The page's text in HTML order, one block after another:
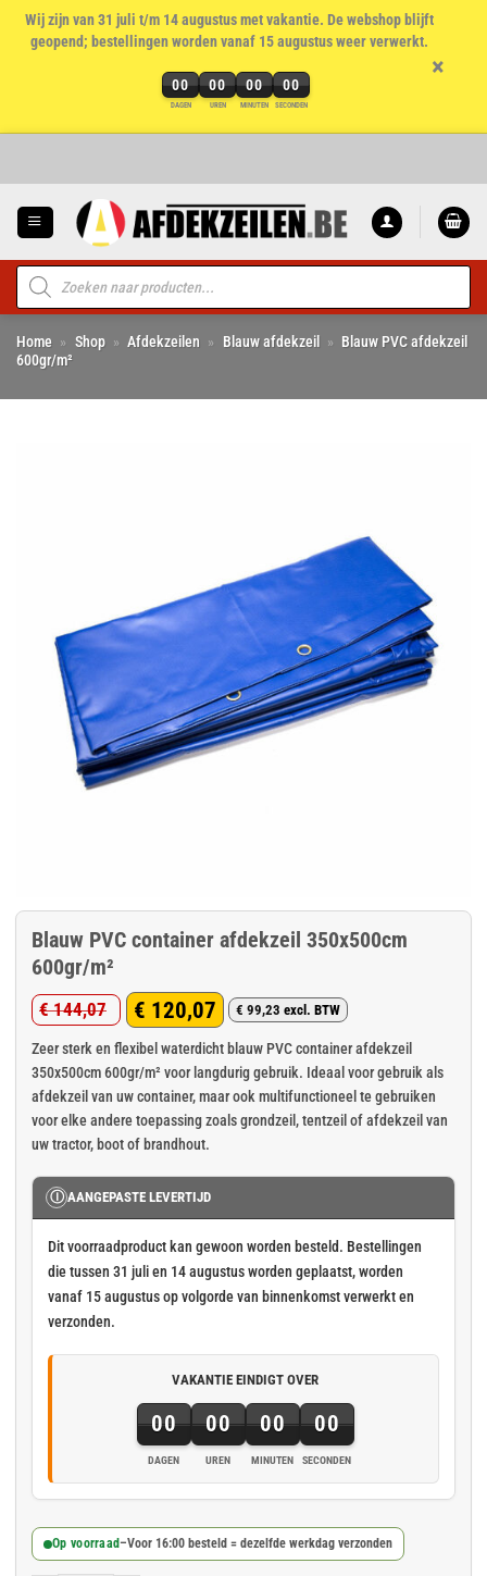
Wij zijn van 31 juli t/m 14 augustus met vakantie. De webshop blijft
geopend; bestellingen worden vanaf 15 augustus weer verwerkt.
00
DAGEN
00
UREN
00
MINUTEN
00
SECONDEN
×
Producten
zoeken
Home » Shop » Afdekzeilen » Blauw afdekzeil » Blauw PVC afdekzeil
600gr/m²
Blauw PVC container afdekzeil 350x500cm
600gr/m²
€144,07
Oorspronkelijke
prijs
was:
€ 144,07.
€ 120,07
Huidige
prijs
is:
€ 120,07.
€ 99,23 excl. BTW
Zeer sterk en flexibel waterdicht blauw PVC container afdekzeil
350x500cm 600gr/m² voor langdurig gebruik. Ideaal voor gebruik als
afdekzeil van uw container, maar ook multifunctioneel te gebruiken
voor elke andere toepassing zoals grondzeil, tentzeil of afdekzeil van
uw tractor, boot of brandhout.
Ⓘ AANGEPASTE LEVERTIJD
Dit voorraadproduct kan gewoon worden besteld. Bestellingen
die tussen 31 juli en 14 augustus worden geplaatst, worden
vanaf 15 augustus op volgorde van binnenkomst verwerkt en
verzonden.
VAKANTIE EINDIGT OVER
00
DAGEN
00
UREN
00
MINUTEN
00
SECONDEN
Op voorraad –Voor 16:00 besteld = dezelfde werkdag verzonden